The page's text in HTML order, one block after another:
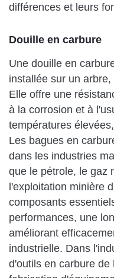
différences et leurs
Douille en carbure
Une douille en
installée sur un
Elle offre une
à la corrosion et à
températures
Les bagues en
dans les industries
que le pétrole, le gaz
l'exploitation minière
composants
performances, une
améliorant
industrielle. Dans
d'outils en carbure de